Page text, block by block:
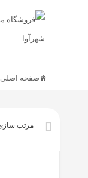
صفحه اصلی